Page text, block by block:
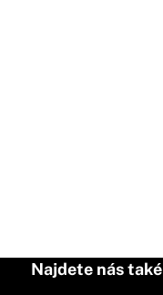
Najdete nás